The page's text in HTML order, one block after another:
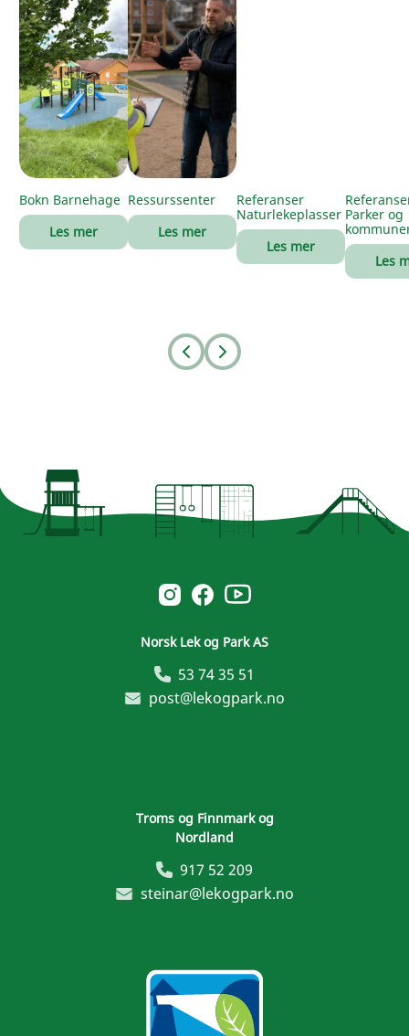
Bokn Barnehage
Les mer
Ressurssenter
Les mer
Referanser
Naturlekeplasser
Les mer
Parker og
Les
Prev Next
Norsk Leg & Park instagram
Norsk Leg & Park facebook
Norsk Leg & Park youtube
Norsk Lek og Park AS
53 74 35 51
post@lekogpark.no
Troms og Finnmark og
Nordland
917 52 209
steinar@lekogpark.no